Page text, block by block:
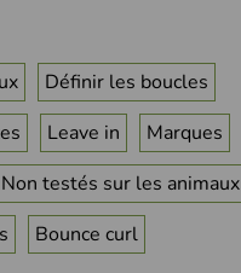
Définir les boucles
Leave in
Marques
Non testés sur les animaux
Bounce curl